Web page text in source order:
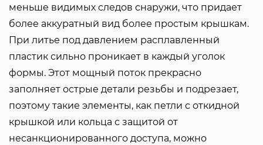
меньше видимых следов снаружи, что придает
более аккуратный вид более простым крышкам.
При литье под давлением расплавленный
пластик сильно проникает в каждый уголок
формы. Этот мощный поток прекрасно
заполняет острые детали резьбы и подрезает,
поэтому такие элементы, как петли с откидной
крышкой или кольца с защитой от
несанкционированного доступа, можно